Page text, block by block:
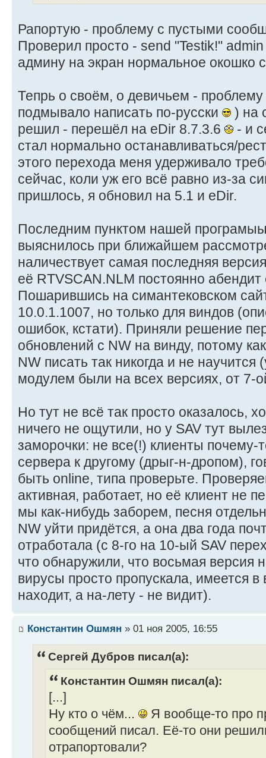
Рапортую - проблему с пустыми
Проверил просто - send "Testik!"
админу на экран нормальное окошко
Тепрь о своём, о девичьем -
подмывало написать по-русски
) на
решил - перешёл на eDir 8.7.3.6
- и
стал нормально останавливаться/
этого перехода меня удерживало
сейчас, коли уж его всё равно из-за
пришлось, я обновил на 5.1 и eDir.
Последним пунктом нашей
выяснилось при ближайшем
наличествует самая последняя
её RTVSCAN.NLM постоянно
Пошарившись на симантековском
10.0.1.1007, но только для виндов
ошибок, кстати). Приняли решение
обновлений с NW на винду, потому
NW писать так никогда и не
модулем были на всех версиях, от 7-
Но тут не всё так просто оказалось,
ничего не ощутили, но у SAV тут
заморочки: не все(!) клиенты почему-
сервера к другому (дрыг-н-дропом),
быть online, типа проверьте.
активная, работает, но её клиент не
мы как-нибудь заборем, песня
NW уйти придётся, а она два года
отработала (с 8-го на 10-ый SAV
что обнаружили, что восьмая версия
вирусы просто пропускала, имеется
находит, а на-лету - не видит).
Константин Ошмян » 01 ноя 2005, 16:55
Сергей Дубров писал(а):
Константин Ошмян писал(а):
[...]
Ну кто о чём...
Я вообще-то про
сообщений писал. Её-то они
отрапортовали?